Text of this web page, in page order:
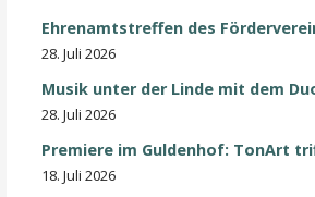
Ehrenamtstreffen des
28. Juli 2026
Musik unter der Linde mit dem
28. Juli 2026
Premiere im Guldenhof: TonArt
18. Juli 2026